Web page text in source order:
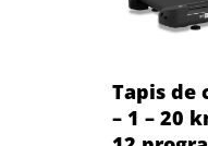
Tapis de
– 1 – 20